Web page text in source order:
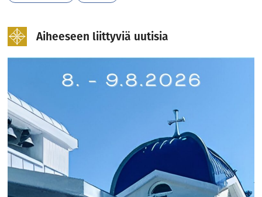
Aiheeseen liittyviä uutisia